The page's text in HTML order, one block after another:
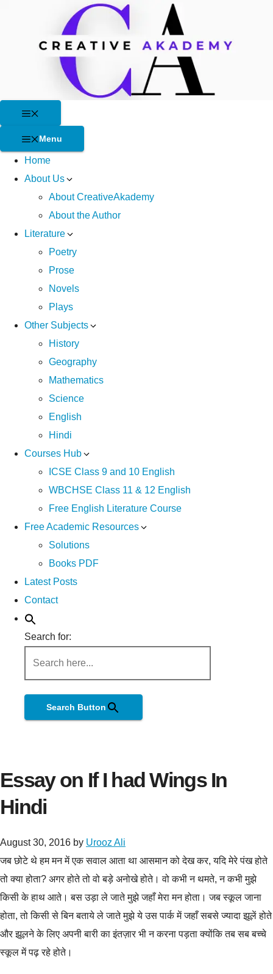
Menu
Home
About Us
About CreativeAkademy
About the Author
Literature
Poetry
Prose
Novels
Plays
Other Subjects
History
Geography
Mathematics
Science
English
Hindi
Courses Hub
ICSE Class 9 and 10 English
WBCHSE Class 11 & 12 English
Free English Literature Course
Free Academic Resources
Solutions
Books PDF
Latest Posts
Contact
Search for:
Search Button
Essay on If I had Wings In
Hindi
August 30, 2016 by Urooz Ali
जब छोटे थे हम मन में एक सवाल आता था आसमान को देख कर, यदि मेरे पंख होते
तो क्या होता? अगर होते तो वो बड़े अनोखे होते।वो कभी न थमते, न कभी मुझे
किसी के हाथ आते। बस उड़ा ले जाते मुझे जहाँ मेरा मन होता। जब स्कूल जाना
होता, तो किसी से बिन बताये ले जाते मुझे ये उस पार्क में जहाँ सबसे ज्यादा झूलें होते
और झूलने के लिए अपनी बारी का इंतज़ार भी न करना पड़ता क्योंकि तब सब बच्चे
स्कूल में पढ़ रहे होते।